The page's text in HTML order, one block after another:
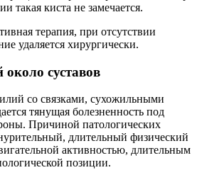
такая киста не замечается.
терапия, при отсутствии
удаляется хирургически.
суставов
со связками, сухожильными
тянущая болезненность под
Причиной патологических
длительный физический
активностью, длительным
позиции.